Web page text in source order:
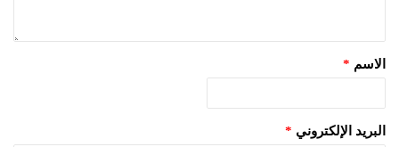
الاسم *
البريد الإلكتروني *